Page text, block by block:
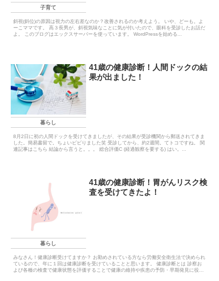
子育て
斜視(斜位)の原因は視力の左右差なのか？改善されるのか考えよう。 いや、どーも。よ
ーこママです。 高３長男が、斜視気味なことに気が付いたので、眼科を受診したお話だ
よ。 このブログはエックスサーバーを使っています。 WordPressを始める...
暮らし
41歳の健康診断！人間ドックの結
果が出ました！
8月2日に初の人間ドックを受けてきましたが、その結果が受診機関から郵送されてきま
した。簡易書留で。ちょいビビりました笑 受診してから、約2週間。てトコですね。 関
連記事はこちら 結論から言うと。。。 総合評価C (経過観察を要する) はい。...
暮らし
41歳の健康診断！胃がんリスク検
査を受けてきたよ！
みなさん！健康診断受けてますか？ お勤めされている方なら労働安全衛生法で決められ
ているので、年に１回は健康診断を受けていることと思います。 健康診断とは 診察お
よび各種の検査で健康状態を評価することで健康の維持や疾患の予防・早期発見に役立